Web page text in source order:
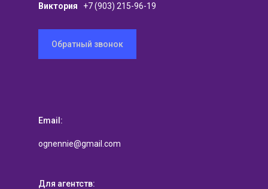
Виктория
+7 (903) 215-96-19
Обратный звонок
Email:
ognennie@gmail.com
Для агентств: